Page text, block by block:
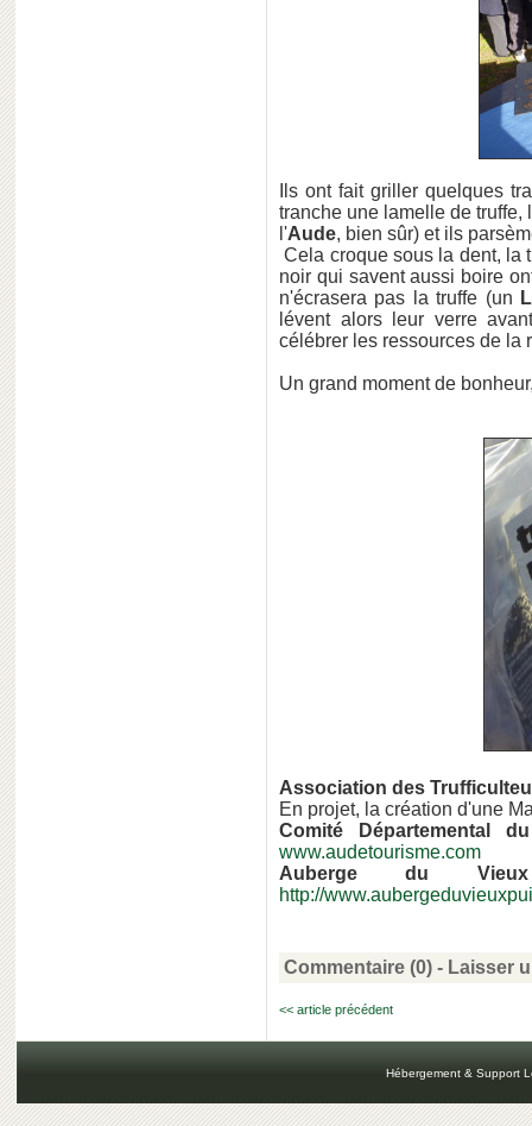
Ils ont fait griller quelques
tranche une lamelle de
l'Aude, bien sûr) et ils
Cela croque sous la dent, la
noir qui savent aussi boire
n'écrasera pas la truffe (un
lévent alors leur verre
célébrer les ressources de la
Un grand moment de
Association des
En projet, la création d'une
Comité Départemental
www.audetourisme.com
Auberge du
http://
Commentaire (0) - Laisser
<< article précédent
Hébergement & Support